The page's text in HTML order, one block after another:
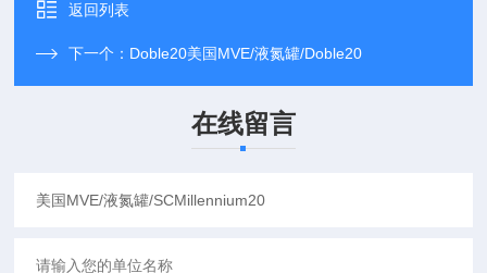
返回列表
下一个： Doble20美国MVE/液氮罐/Doble20
在线留言